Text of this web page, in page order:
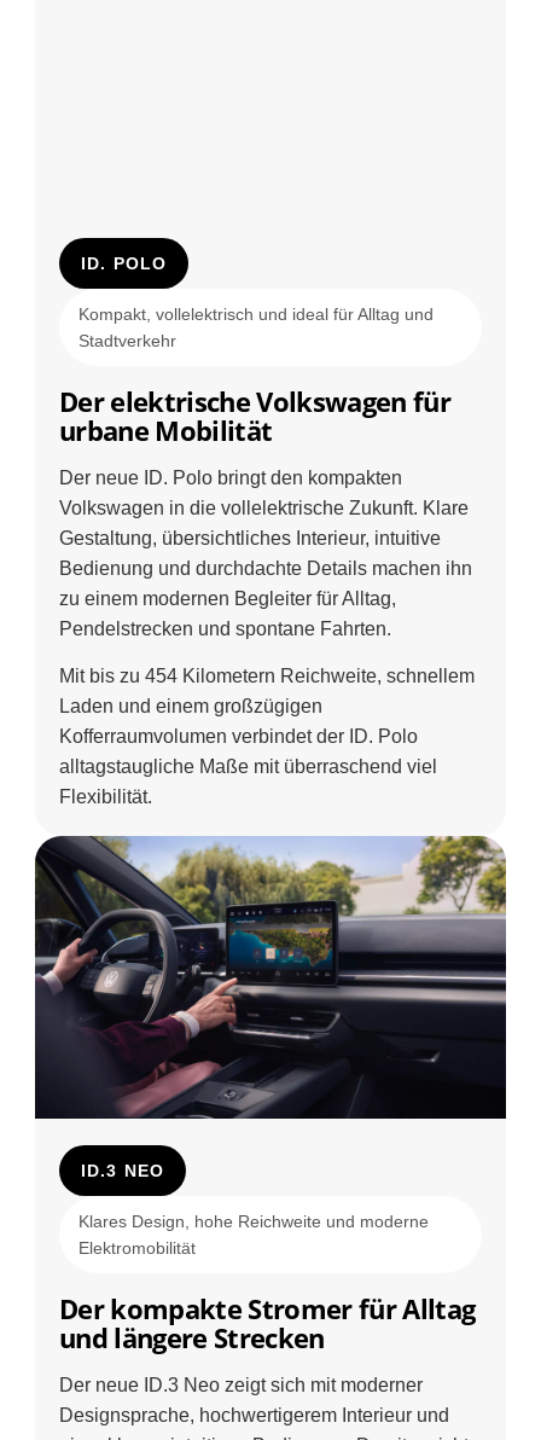
ID. POLO
Kompakt, vollelektrisch und ideal für Alltag und
Stadtverkehr
Der elektrische Volkswagen für
urbane Mobilität
Der neue ID. Polo bringt den kompakten
Volkswagen in die vollelektrische Zukunft. Klare
Gestaltung, übersichtliches Interieur, intuitive
Bedienung und durchdachte Details machen ihn
zu einem modernen Begleiter für Alltag,
Pendelstrecken und spontane Fahrten.
Mit bis zu 454 Kilometern Reichweite, schnellem
Laden und einem großzügigen
Kofferraumvolumen verbindet der ID. Polo
alltagstaugliche Maße mit überraschend viel
Flexibilität.
ID.3 NEO
Klares Design, hohe Reichweite und moderne
Elektromobilität
Der kompakte Stromer für Alltag
und längere Strecken
Der neue ID.3 Neo zeigt sich mit moderner
Designsprache, hochwertigerem Interieur und